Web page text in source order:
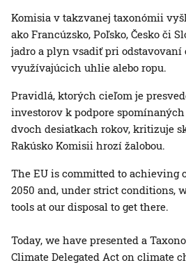
Komisia v takzvanej taxonómii
ako Francúzsko, Poľsko, Česko či
jadro a plyn vsadiť pri
využívajúcich uhlie alebo ropu.
Pravidlá, ktorých cieľom je
investorov k podpore
dvoch desiatkach rokov, kritizuje
Rakúsko Komisii hrozí žalobou.
The EU is committed to achieving
2050 and, under strict conditions,
tools at our disposal to get there.
Today, we have presented a
Climate Delegated Act on climate